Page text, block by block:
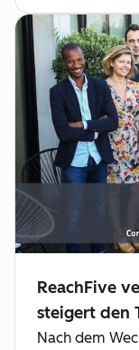
ReachFive
steigert den
Nach dem